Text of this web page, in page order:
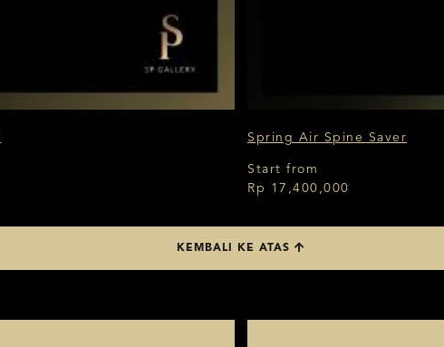
Spring Air Spine Saver
Start from
Rp 17,400,000
KEMBALI KE ATAS